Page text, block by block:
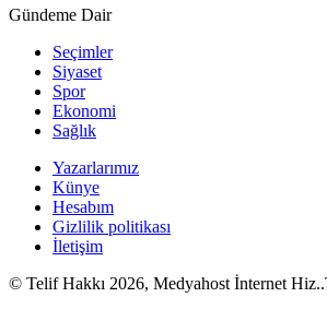
Gündeme Dair
Seçimler
Siyaset
Spor
Ekonomi
Sağlık
Yazarlarımız
Künye
Hesabım
Gizlilik politikası
İletişim
© Telif Hakkı 2026, Medyahost İnternet